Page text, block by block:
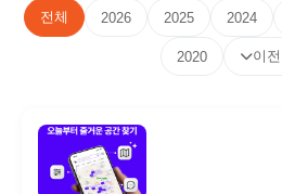
전체 2026 2025 2024
2020 이